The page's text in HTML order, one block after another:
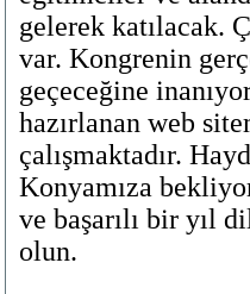
gelerek katılacak.
var. Kongrenin
geçeceğine
hazırlanan web
çalışmaktadır.
Konyamıza
ve başarılı bir yıl
olun.